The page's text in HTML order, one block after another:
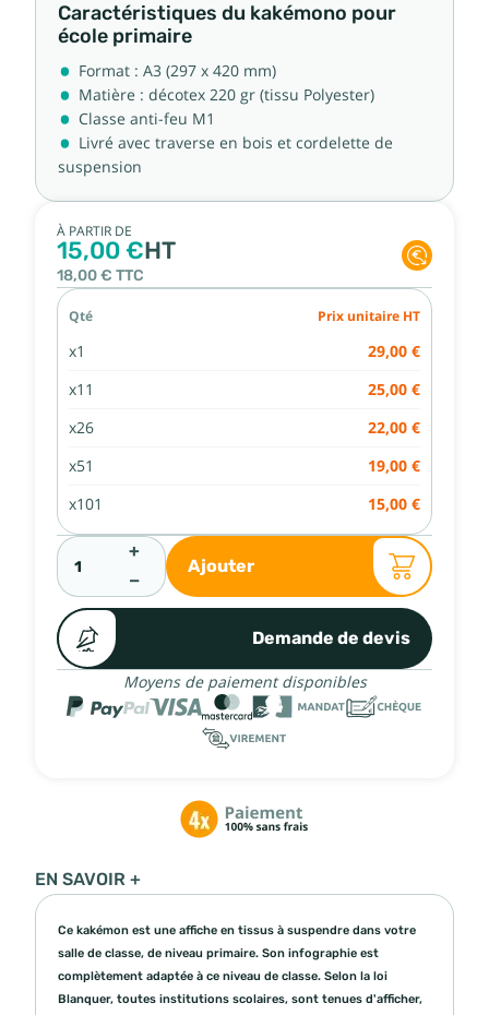
Caractéristiques du kakémono pour
école primaire
Format : A3 (297 x 420 mm)
Matière : décotex 220 gr (tissu Polyester)
Classe anti-feu M1
Livré avec traverse en bois et cordelette de
suspension
À PARTIR DE
15,00 €HT
18,00 € TTC
Qté Prix unitaire HT
x1 29,00 €
x11 25,00 €
x26 22,00 €
x51 19,00 €
x101 15,00 €
+
−
Ajouter
Demande de devis
Moyens de paiement disponibles
EN SAVOIR +
Ce kakémon est une affiche en tissus à suspendre dans votre
salle de classe, de niveau primaire. Son infographie est
complètement adaptée à ce niveau de classe. Selon la loi
Blanquer, toutes institutions scolaires, sont tenues d'afficher,